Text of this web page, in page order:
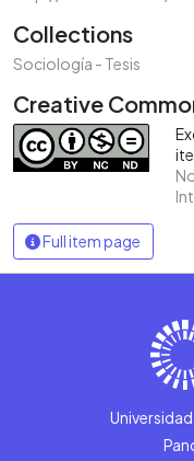
Collections
Sociología - Tesis
Creative
Full item page